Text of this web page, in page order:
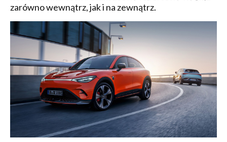
zarówno wewnątrz, jak i na zewnątrz.